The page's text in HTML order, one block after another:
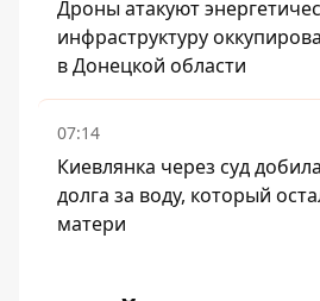
Дроны атакуют
инфраструктуру
в Донецкой области
07:14
Киевлянка через суд
долга за воду, который
матери